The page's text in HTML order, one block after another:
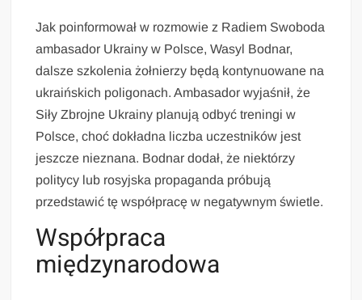
Jak poinformował w rozmowie z Radiem Swoboda
ambasador Ukrainy w Polsce, Wasyl Bodnar,
dalsze szkolenia żołnierzy będą kontynuowane na
ukraińskich poligonach. Ambasador wyjaśnił, że
Siły Zbrojne Ukrainy planują odbyć treningi w
Polsce, choć dokładna liczba uczestników jest
jeszcze nieznana. Bodnar dodał, że niektórzy
politycy lub rosyjska propaganda próbują
przedstawić tę współpracę w negatywnym świetle.
Współpraca
międzynarodowa